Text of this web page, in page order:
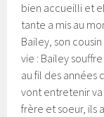
bien accueilli et
tante a mis au
Bailey, son
vie : Bailey
au fil des années
vont entretenir
frère et soeur, ils